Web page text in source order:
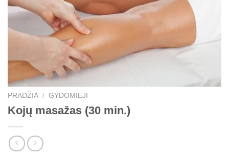
PRADŽIA / GYDOMIEJI
Kojų masažas (30 min.)